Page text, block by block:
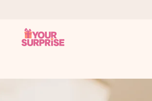
rätt tid, när det betyder som mest.